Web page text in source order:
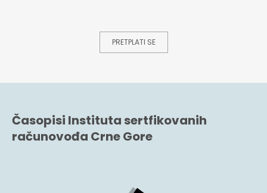
PRETPLATI SE
Časopisi Instituta sertfikovanih
računovođa Crne Gore